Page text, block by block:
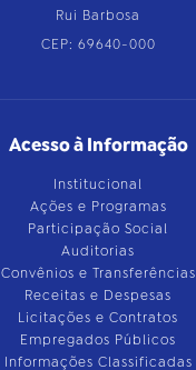
Rui Barbosa
CEP: 69640-000
Acesso à Informação
Institucional
Ações e Programas
Participação Social
Auditorias
Convênios e Transferências
Receitas e Despesas
Licitações e Contratos
Empregados Públicos
Informações Classificadas